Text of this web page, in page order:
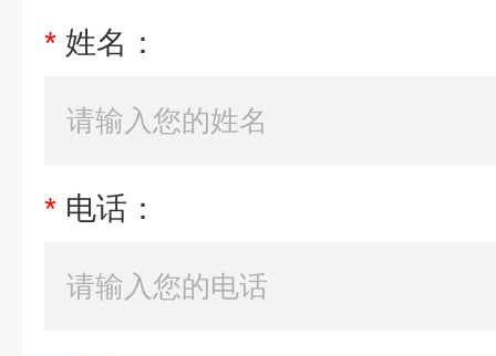
* 姓名：
* 电话：